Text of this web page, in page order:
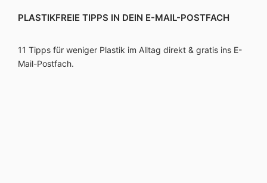
PLASTIKFREIE TIPPS IN DEIN E-MAIL-POSTFACH
11 Tipps für weniger Plastik im Alltag direkt & gratis ins E-
Mail-Postfach.